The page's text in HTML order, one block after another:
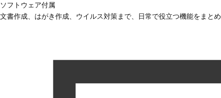
ソフトウェア付属
文書作成、はがき作成、ウイルス対策まで、日常で役立つ機能をまと